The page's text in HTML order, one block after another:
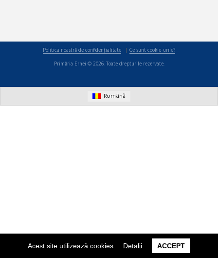
Acest site utilizează cookies Detalii ACCEPT
Politica noastră de confidențialitate
Ce sunt cookie-urile?
Primăria Ernei © 2026. Toate drepturile rezervate.
Română